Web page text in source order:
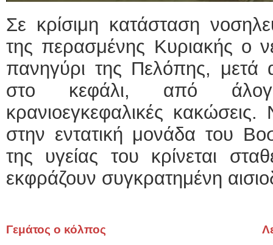
Σε κρίσιμη κατάσταση
της περασμένης Κυριακής ο
πανηγύρι της Πελόπης,
στο κεφάλι, από
κρανιοεγκεφαλικές
στην εντατική μονάδα του
της υγείας του κρίνεται
εκφράζουν συγκρατημένη
Γεμάτος ο κόλπος